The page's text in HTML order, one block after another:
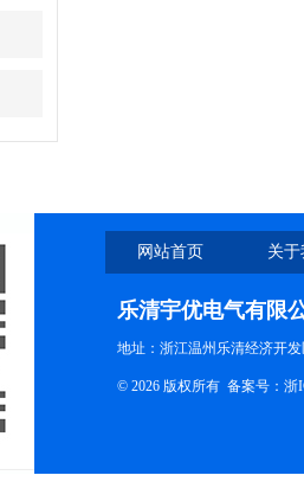
网站首页 关
乐清宇优电气有限
地址：浙江温州乐清经济开
© 2026 版权所有 备案号：浙